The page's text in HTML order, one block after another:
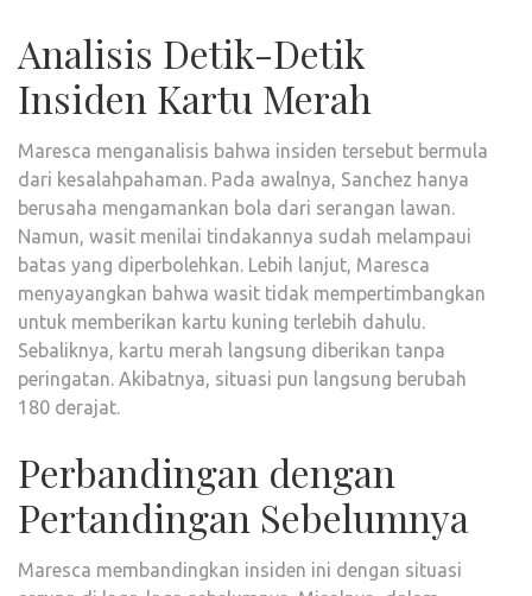
Analisis Detik-Detik
Insiden Kartu Merah
Maresca menganalisis bahwa insiden tersebut bermula
dari kesalahpahaman. Pada awalnya, Sanchez hanya
berusaha mengamankan bola dari serangan lawan.
Namun, wasit menilai tindakannya sudah melampaui
batas yang diperbolehkan. Lebih lanjut, Maresca
menyayangkan bahwa wasit tidak mempertimbangkan
untuk memberikan kartu kuning terlebih dahulu.
Sebaliknya, kartu merah langsung diberikan tanpa
peringatan. Akibatnya, situasi pun langsung berubah
180 derajat.
Perbandingan dengan
Pertandingan Sebelumnya
Maresca membandingkan insiden ini dengan situasi